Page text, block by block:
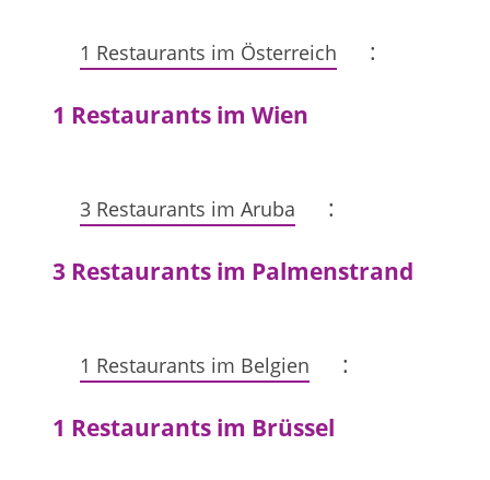
1 Restaurants im Österreich :
1 Restaurants im Wien
3 Restaurants im Aruba :
3 Restaurants im Palmenstrand
1 Restaurants im Belgien :
1 Restaurants im Brüssel